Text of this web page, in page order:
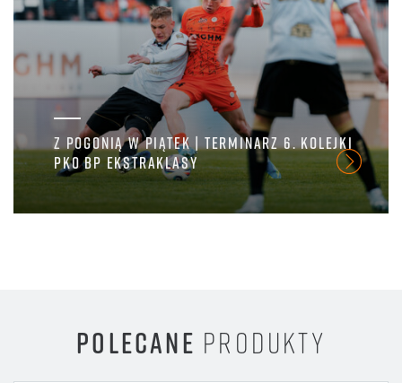
Z POGONIĄ W PIĄTEK | TERMINARZ 6. KOLEJKI
PKO BP EKSTRAKLASY
POLECANE PRODUKTY